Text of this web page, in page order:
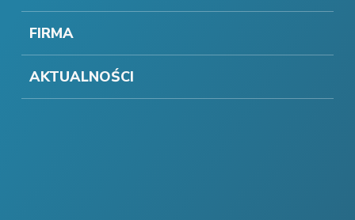
FIRMA
AKTUALNOŚCI